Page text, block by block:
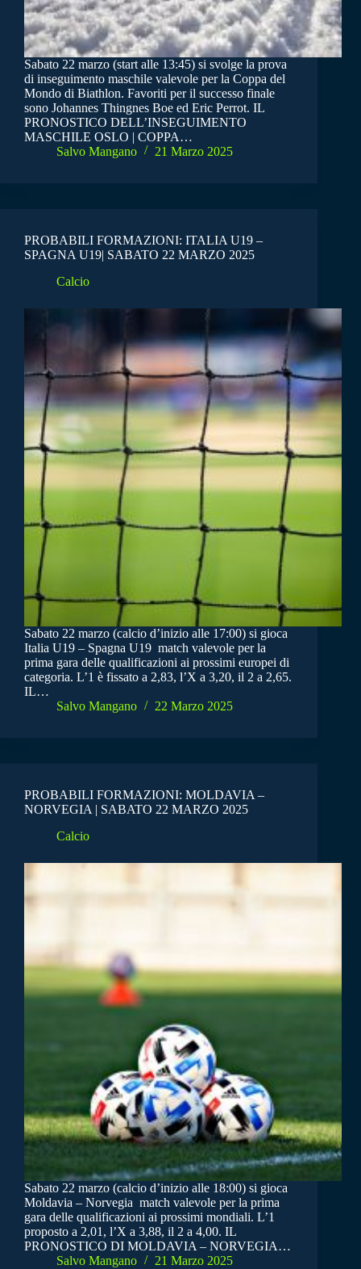
Sabato 22 marzo (start alle 13:45) si svolge la prova
di inseguimento maschile valevole per la Coppa del
Mondo di Biathlon. Favoriti per il successo finale
sono Johannes Thingnes Boe ed Eric Perrot. IL
PRONOSTICO DELL’INSEGUIMENTO
MASCHILE OSLO | COPPA…
Salvo Mangano
21 Marzo 2025
PROBABILI FORMAZIONI: ITALIA U19 –
SPAGNA U19| SABATO 22 MARZO 2025
Calcio
Sabato 22 marzo (calcio d’inizio alle 17:00) si gioca
Italia U19 – Spagna U19 match valevole per la
prima gara delle qualificazioni ai prossimi europei di
categoria. L’1 è fissato a 2,83, l’X a 3,20, il 2 a 2,65.
IL…
Salvo Mangano
22 Marzo 2025
PROBABILI FORMAZIONI: MOLDAVIA –
NORVEGIA | SABATO 22 MARZO 2025
Calcio
Sabato 22 marzo (calcio d’inizio alle 18:00) si gioca
Moldavia – Norvegia match valevole per la prima
gara delle qualificazioni ai prossimi mondiali. L’1
proposto a 2,01, l’X a 3,88, il 2 a 4,00. IL
PRONOSTICO DI MOLDAVIA – NORVEGIA…
Salvo Mangano
21 Marzo 2025